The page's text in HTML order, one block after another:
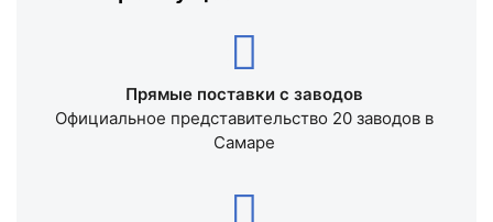
Прямые поставки с заводов
Официальное представительство 20 заводов в
Самаре